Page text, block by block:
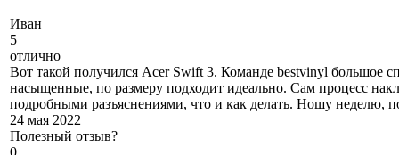
Иван
5
отлично
Вот такой получился Acer Swift 3. Команде bestvinyl большое
насыщенные, по размеру подходит идеально. Сам процесс
подробными разъяснениями, что и как делать. Ношу неделю,
24 мая 2022
Полезный отзыв?
0